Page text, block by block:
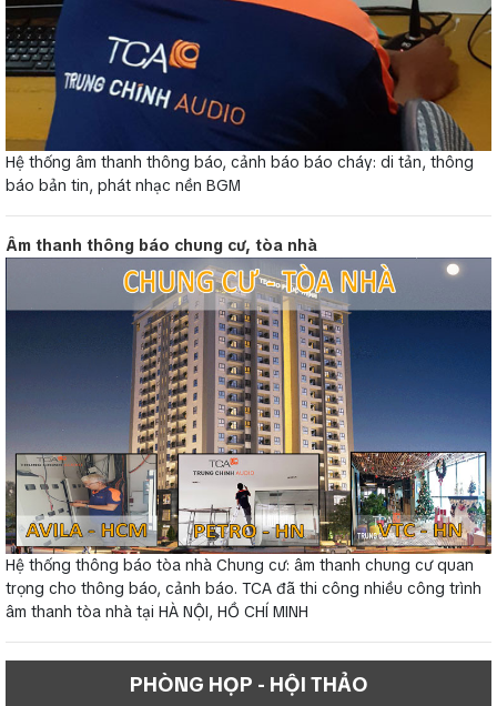
Hệ thống âm thanh thông báo, cảnh báo báo cháy: di tản, thông
báo bản tin, phát nhạc nền BGM
Âm thanh thông báo chung cư, tòa nhà
Hệ thống thông báo tòa nhà Chung cư: âm thanh chung cư quan
trọng cho thông báo, cảnh báo. TCA đã thi công nhiều công trình
âm thanh tòa nhà tại HÀ NỘI, HỒ CHÍ MINH
PHÒNG HỌP - HỘI THẢO